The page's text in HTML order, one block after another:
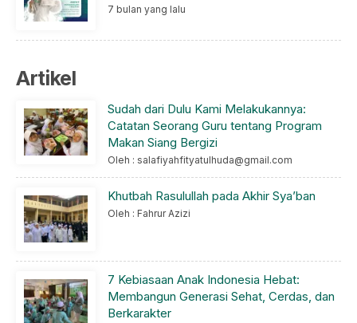
7 bulan yang lalu
Artikel
Sudah dari Dulu Kami Melakukannya:
Catatan Seorang Guru tentang Program
Makan Siang Bergizi
Oleh : salafiyahfityatulhuda@gmail.com
Khutbah Rasulullah pada Akhir Sya’ban
Oleh : Fahrur Azizi
7 Kebiasaan Anak Indonesia Hebat:
Membangun Generasi Sehat, Cerdas, dan
Berkarakter